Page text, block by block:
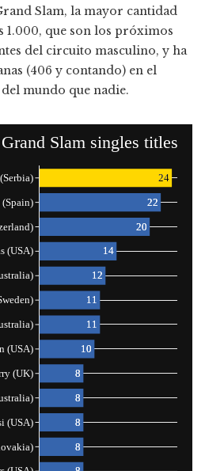
Slam, la mayor cantidad
1.000, que son los próximos
del circuito masculino, y ha
(406 y contando) en el
mundo que nadie.